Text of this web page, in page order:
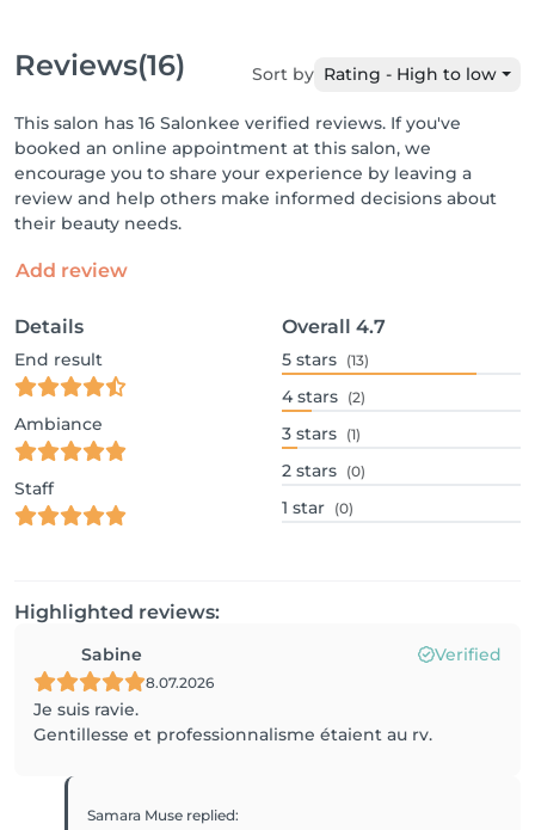
Reviews(16) Sort by Rating - High to low
This salon has 16 Salonkee verified reviews. If you've
booked an online appointment at this salon, we
encourage you to share your experience by leaving a
review and help others make informed decisions about
their beauty needs.
Add review
Details
End result
Ambiance
Staff
Overall 4.7
5 stars (13)
4 stars (2)
3 stars (1)
2 stars (0)
1 star (0)
Highlighted reviews:
Sabine Verified
8.07.2026
Je suis ravie.
Gentillesse et professionnalisme étaient au rv.
Samara Muse replied: